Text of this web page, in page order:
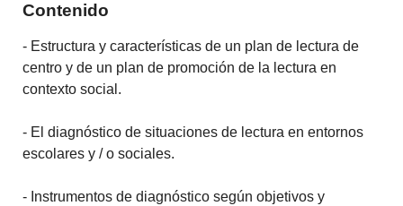
Contenido
- Estructura y características de un plan de lectura de
centro y de un plan de promoción de la lectura en
contexto social.
- El diagnóstico de situaciones de lectura en entornos
escolares y / o sociales.
- Instrumentos de diagnóstico según objetivos y